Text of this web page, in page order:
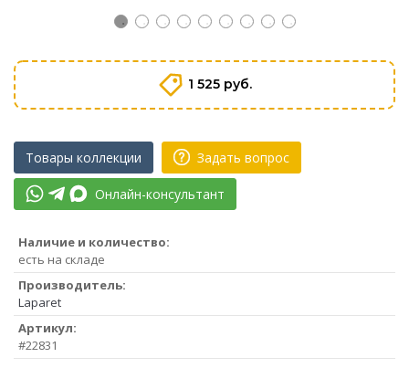
1 525 руб.
Товары коллекции Задать вопрос
Онлайн-консультант
Наличие и количество:
есть на складе
Производитель:
Laparet
Артикул:
#22831